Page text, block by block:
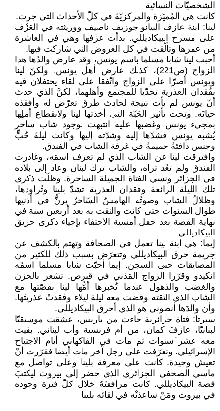
الشخصيّات النسائية
كانت هي المُميّزة والمركزيّةَ في كلّ الأحداث التي جرت.
لينا: ابنة عازف البيانو جوزيف ناصيف ووريثته في العَزْف
على مسرح البيكاديللي. بدأت عزفها وهي في العاشرة
من عمرها وتألّقت في كل العروض التي شاركت فيها.
أحبت لينا شابا مسلما باسم يونس، وقد عارض والدُها هذا
الزواج (ص221)، كذلك عارض أهل يونس. ولكنّ لينا
ويونس أصرّا على الزواج واتّفقا على لقاء يحتفلان فيه
بفُقدان العذرية تحدّيا للمجتمع وأهلهما، لكنَّ الذي حدث
أنّ يونس لم يأت نتيجة لحادث طرق تعرّض له وأفقدَه
حياتَه. وتحت تأثير الحَبّة التي أخذتها لينا ولانقطاع أملِها
بمجيء يونس وغضبها عليه انتبهت لوجود شاب ساحر
يُشبه يونس فشدّها إليه وشدّته إليها وكانت ليلةَ حُبٍّ
وجنس دافئةً حميمةً في غرفة الشاب في الفندق.
وافترقت لينا عن الشاب الذي لم تعرف اسمَه، وغادرت
الفندق ولم تعُد تراه، والشاب ترك لبنان وعاد إلى بلاده
في الجزائر ونسي الفتاة الجميلةَ الساحرة. وظلّت ذكرى
تلك الليلة الرائعة وفقدان العذرية تشدّ بلينا وتُراودها،
وظلالُ الشاب وصوتُه الهامسُ السّاحرُ يرنُّ في أذنيها
طوال السنوات حتى كانت والتقت به بعد أربعين سنة في
نهاية القصة بعد حفل أمسية الاحتفاء بإحياء ذكرى حريق
البيكاديللي.
إيما: هي ابنة لينا تعمل في الصحافة وتهتم بالكشف عن
جريمة حرق البيكاديللي وتتعرّض بسبب ذلك للكثير من
المضايقات حتى السجن. إيما أحبّت شابا مسلما اسمُه
انكيدو وقرّرا الزواج المَدَني في قبرص. تشعر بالحزن
والغضب والذهول عندما تُخبرها أمُّها لينا بقصّتها مع
الشاب الذي التقته وقضت معه ليلة ليلاء وفقدتْ عذريتَها.
وأن والدَها أنطوني هو الذي أحرق البيكاديللي.
سيرتا: فتاة جزائرية جاءت من باريس، عشقت موسيقيّا
لبنانيّا، عازفَ كمان، من أم فرنسية وأب لبناني. بقيت
معه عشر َسنوات ثم مات في الفاكهاني أيام الاجتياح
الإسرائيلي. وتعرّفت على رجل آخر مات أيضا فقرّرت أنْ
تعيش وحيدة. كانت على معرفة بلينا وعلى تواصل مع
ماسي الصحفي الجزائري الذي حضر إلى بيروت ليكتبَ
قصة البيكاديللي. كانت مرافقتَهُ خلال كلّ فترة وجوده
في بيروت ومَنْ ساعدَتْه في لقائه بلينا